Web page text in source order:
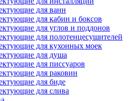
для ванн
для кабин и боксов
для углов и поддонов
для полотенцесушителей
для кухонных моек
для душа
для писсуаров
для раковин
для биде
для слива